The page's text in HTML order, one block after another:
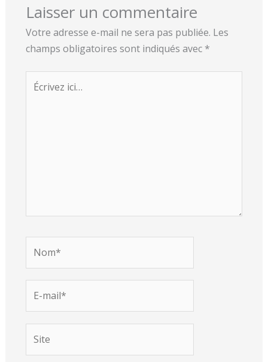
Laisser un commentaire
Votre adresse e-mail ne sera pas publiée. Les
champs obligatoires sont indiqués avec *
Écrivez
ici…
mail*